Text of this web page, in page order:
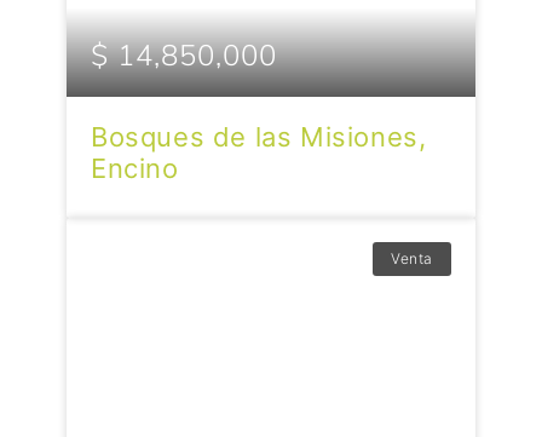
$ 14,850,000
Bosques de las Misiones,
Encino
Venta